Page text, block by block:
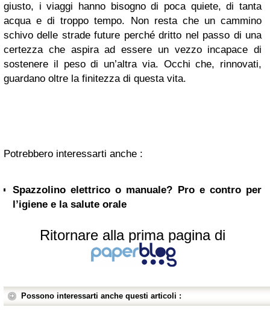
giusto, i viaggi hanno bisogno di poca quiete, di tanta
acqua e di troppo tempo. Non resta che un cammino
schivo delle strade future perché dritto nel passo di una
certezza che aspira ad essere un vezzo incapace di
sostenere il peso di un’altra via. Occhi che, rinnovati,
guardano oltre la finitezza di questa vita.
Potrebbero interessarti anche :
Spazzolino elettrico o manuale? Pro e contro per
l’igiene e la salute orale
Ritornare alla prima pagina di
Possono interessarti anche questi articoli :